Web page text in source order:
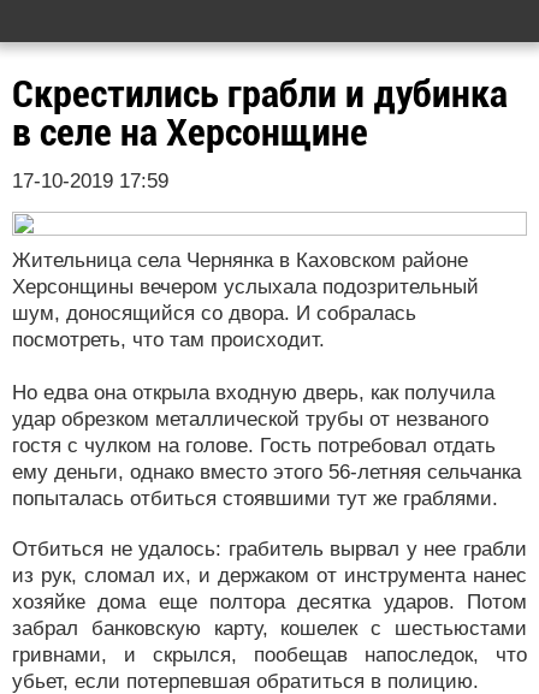
Скрестились грабли и дубинка
в селе на Херсонщине
17-10-2019 17:59
Жительница села Чернянка в Каховском районе
Херсонщины вечером услыхала подозрительный
шум, доносящийся со двора. И собралась
посмотреть, что там происходит.
Но едва она открыла входную дверь, как получила
удар обрезком металлической трубы от незваного
гостя с чулком на голове. Гость потребовал отдать
ему деньги, однако вместо этого 56-летняя сельчанка
попыталась отбиться стоявшими тут же граблями.
Отбиться не удалось: грабитель вырвал у нее грабли
из рук, сломал их, и держаком от инструмента нанес
хозяйке дома еще полтора десятка ударов. Потом
забрал банковскую карту, кошелек с шестьюстами
гривнами, и скрылся, пообещав напоследок, что
убьет, если потерпевшая обратиться в полицию.